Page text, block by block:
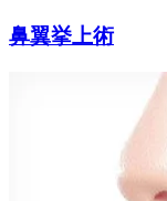
鼻翼挙上術